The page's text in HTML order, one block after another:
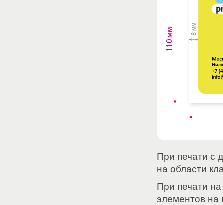
При печати с
на области
При печати
элементов на